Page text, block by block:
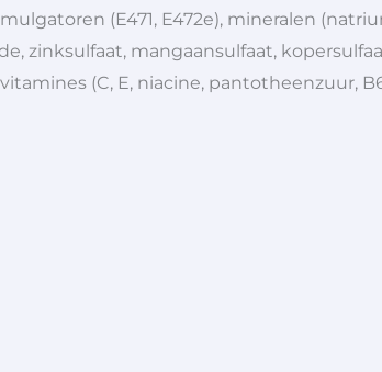
(E471, E472e), mineralen
zinksulfaat, mangaansulfaat,
(C, E, niacine, pantotheenzuur,